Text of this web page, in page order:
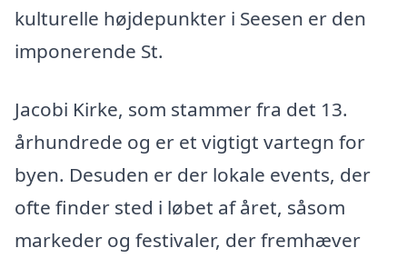
kulturelle højdepunkter i Seesen er den
imponerende St.
Jacobi Kirke, som stammer fra det 13.
århundrede og er et vigtigt vartegn for
byen. Desuden er der lokale events, der
ofte finder sted i løbet af året, såsom
markeder og festivaler, der fremhæver